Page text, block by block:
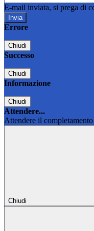
E-mail inviata, si prega di
Errore
Chiudi
Successo
Chiudi
Informazione
Chiudi
Attendere...
Attendere il
Chiudi